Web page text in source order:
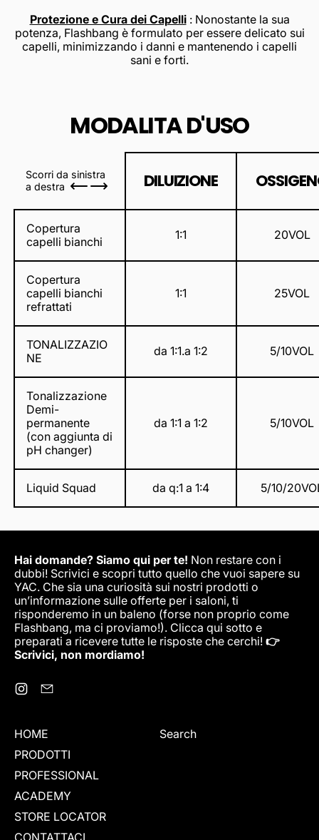
Protezione e Cura dei Capelli: Nonostante la sua
potenza, Flashbang è formulato per essere delicato sui
capelli, minimizzando i danni e mantenendo i capelli
sani e forti.
MODALITA D'USO
Scorri da sinistra
a destra
DILUIZIONE
Copertura
capelli bianchi
1:1 20VOL
Copertura
capelli bianchi
refrattati
1:1 25VOL
TONALIZZAZIO
NE
da 1:1.a 1:2 5/10VOL
Tonalizzazione
Demi-
permanente
(con aggiunta di
pH changer)
da 1:1 a 1:2 5/10VOL
Liquid Squad da q:1 a 1:4 5/10/
Hai domande? Siamo qui per te! Non restare con i
dubbi! Scrivici e scopri tutto quello che vuoi sapere su
YAC. Che sia una curiosità sui nostri prodotti o
un’informazione sulle offerte per i saloni, ti
risponderemo in un baleno (forse non proprio come
Flashbang, ma ci proviamo!). Clicca qui sotto e
preparati a ricevere tutte le risposte che cerchi! 👉
Scrivici, non mordiamo!
Instagram
HOME
PRODOTTI
PROFESSIONAL
ACADEMY
STORE LOCATOR
Search